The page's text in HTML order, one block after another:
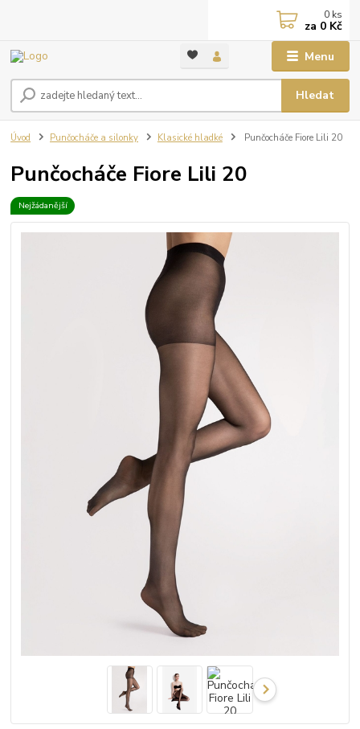
Menu
Hledat
0 ks
za 0 Kč
Úvod Punčocháče a silonky Klasické hladké Punčocháče Fiore Lili 20
Punčocháče Fiore Lili 20
Nejžádanější